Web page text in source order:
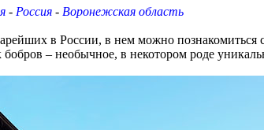
- Россия- Воронежская область
в России, в нем можно познакомиться
– необычное, в некотором роде